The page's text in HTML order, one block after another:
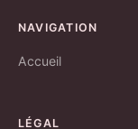
NAVIGATION
Accueil
LÉGAL